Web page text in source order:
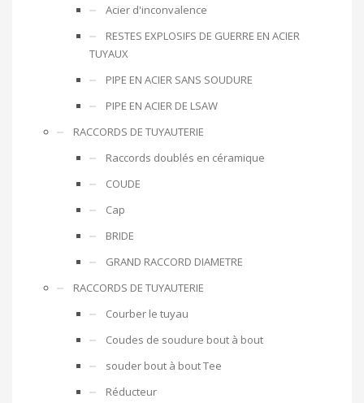
Acier d'inconvalence
RESTES EXPLOSIFS DE GUERRE EN ACIER
TUYAUX
PIPE EN ACIER SANS SOUDURE
PIPE EN ACIER DE LSAW
RACCORDS DE TUYAUTERIE
Raccords doublés en céramique
COUDE
Cap
BRIDE
GRAND RACCORD DIAMETRE
RACCORDS DE TUYAUTERIE
Courber le tuyau
Coudes de soudure bout à bout
souder bout à bout Tee
Réducteur